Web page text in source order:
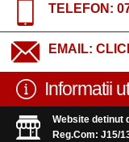
TELEFON:
EMAIL:
Informatii
Website detinut
Reg.Com: J15/